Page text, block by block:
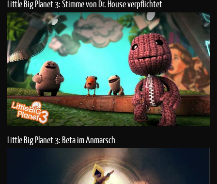
Little Big Planet 3: Stimme von Dr. House verpflichtet
Little Big Planet 3: Beta im Anmarsch